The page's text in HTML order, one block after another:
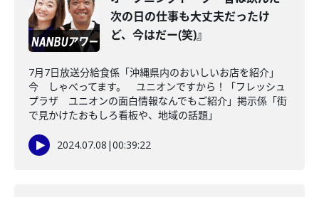
次の日の仕事も大丈夫だったけ
ど、今はだー(笑)』
7月7日放送分給食係「沖縄県内のおいしいお店を紹介」
今 しゃべってます。 ユニオンですから！「フレッシュ
プラザ ユニオンの面白情報なんでもご紹介」掲示係「街
で見かけたおもしろ看板や、地域の話題」
2024.07.08 |00:39:22